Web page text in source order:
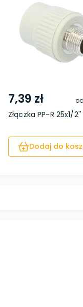
7,39 zł
Złączka PP-R 25x1/2''
Dodaj do